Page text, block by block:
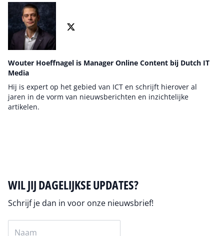
Wouter Hoeffnagel is Manager Online Content bij Dutch IT
Media
Hij is expert op het gebied van ICT en schrijft hierover al
jaren in de vorm van nieuwsberichten en inzichtelijke
artikelen.
WIL JIJ DAGELIJKSE UPDATES?
Schrijf je dan in voor onze nieuwsbrief!